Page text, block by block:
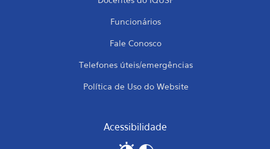
Funcionários
Fale Conosco
Telefones úteis/emergências
Política de Uso do Website
Acessibilidade